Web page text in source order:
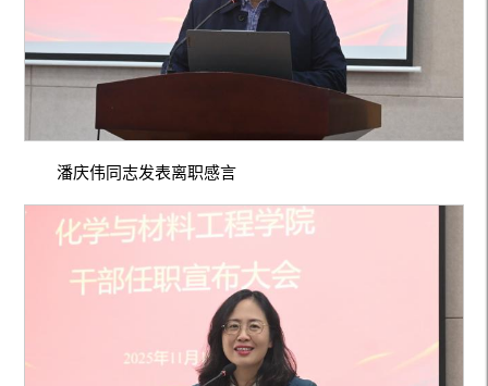
潘庆伟同志发表离职感言